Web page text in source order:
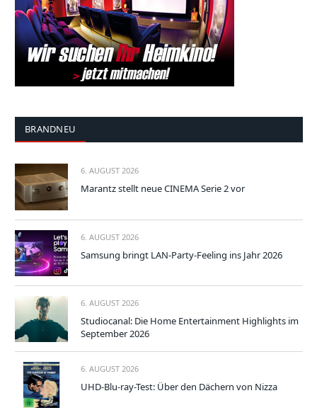
BRANDNEU
6. AUGUST 2026
Marantz stellt neue CINEMA Serie 2 vor
6. AUGUST 2026
Samsung bringt LAN-Party-Feeling ins Jahr 2026
6. AUGUST 2026
Studiocanal: Die Home Entertainment Highlights im
September 2026
6. AUGUST 2026
UHD-Blu-ray-Test: Über den Dächern von Nizza